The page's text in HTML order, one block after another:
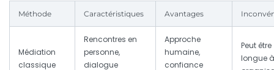
Méthode Caractéristiques Avantages
Médiation
classique
Rencontres en
personne,
dialogue
Approche
humaine,
confiance
Peut être
longue à